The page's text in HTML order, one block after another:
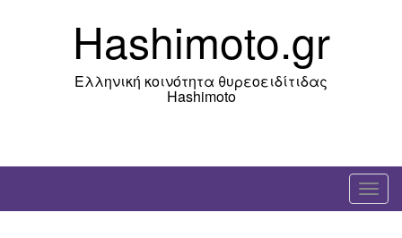
Hashimoto.gr
Ελληνική κοινότητα θυρεοειδίτιδας
Hashimoto
T
o